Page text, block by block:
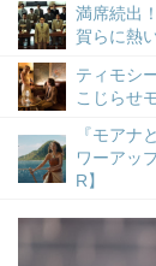
満席続出
賀らに熱
ティモシ
こじらせ
『モアナ
ワーアッ
R】